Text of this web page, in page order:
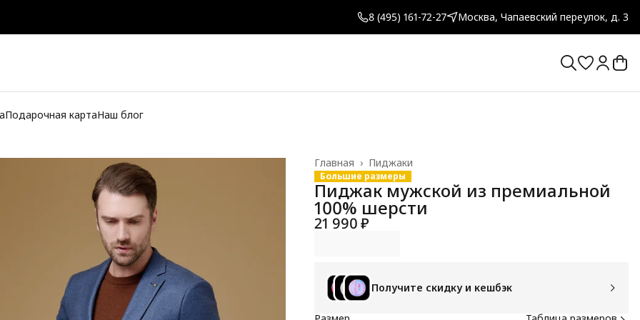
8 (495) 161-72-27 Москва, Чапаевский переулок, д. 3
Подарочная картаНаш блог
Пиджаки
Главная ›
Большие размеры
Пиджак мужской из премиальной
100% шерсти
21 990 ₽
Получите скидку и кешбэк